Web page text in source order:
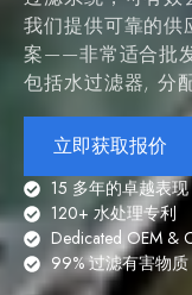
我们提供可靠的
案——非常适合批
包括水过滤器, 分
立即获取报价
15 多年的卓越表现
120+ 水处理专利
Dedicated OEM &
99% 过滤有害物质